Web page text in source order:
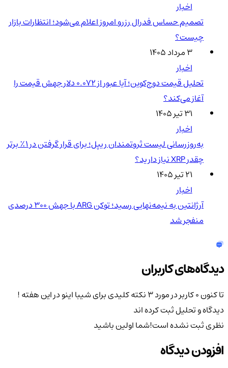
اخبار
تصمیم حساس فدرال رزرو امروز اعلام می‌شود؛ انتظارات بازار
چیست؟
۳ مرداد ۱۴۰۵
اخبار
تحلیل قیمت دوج‌کوین؛ آیا عبور از ۰.۰۷۲ دلار جهش قیمت را
آغاز می‌کند؟
۳۱ تیر ۱۴۰۵
اخبار
به‌روزرسانی لیست ثروتمندان ریپل؛ برای قرار گرفتن در ۱٪ برتر
چقدر XRP نیاز دارید؟
۲۱ تیر ۱۴۰۵
اخبار
آرژانتین به نیمه‌نهایی رسید؛ توکن ARG با جهش ۳۰۰ درصدی
منفجر شد
دیدگاه‌های کاربران
تا کنون 0 کاربر در مورد
3 نکته کلیدی برای شیبا اینو در این هفته !
دیدگاه و تحلیل ثبت کرده اند
نظری ثبت نشده است!شما اولین باشید
افزودن دیدگاه